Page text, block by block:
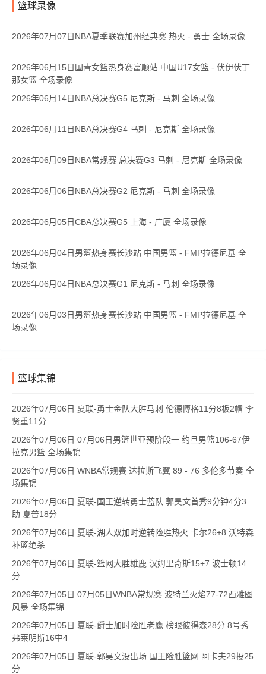
篮球录像
2026年07月07日NBA夏季联赛加州经典赛 热火 - 勇士 全场录像
2026年06月15日国青女篮热身赛富顺站 中国U17女篮 - 伏伊伏丁
那女篮 全场录像
2026年06月14日NBA总决赛G5 尼克斯 - 马刺 全场录像
2026年06月11日NBA总决赛G4 马刺 - 尼克斯 全场录像
2026年06月09日NBA常规赛 总决赛G3 马刺 - 尼克斯 全场录像
2026年06月06日NBA总决赛G2 尼克斯 - 马刺 全场录像
2026年06月05日CBA总决赛G5 上海 - 广厦 全场录像
2026年06月04日男篮热身赛长沙站 中国男篮 - FMP拉德尼基 全
场录像
2026年06月04日NBA总决赛G1 尼克斯 - 马刺 全场录像
2026年06月03日男篮热身赛长沙站 中国男篮 - FMP拉德尼基 全
场录像
篮球集锦
2026年07月06日 夏联-勇士金队大胜马刺 伦德博格11分8板2帽 李
贤重11分
2026年07月06日 07月06日男篮世亚预阶段一 约旦男篮106-67伊
拉克男篮 全场集锦
2026年07月06日 WNBA常规赛 达拉斯飞翼 89 - 76 多伦多节奏 全
场集锦
2026年07月06日 夏联-国王逆转勇士蓝队 郭昊文首秀9分钟4分3
助 夏普18分
2026年07月06日 夏联-湖人双加时逆转险胜热火 卡尔26+8 沃特森
补篮绝杀
2026年07月06日 夏联-篮网大胜雄鹿 汉姆里奇斯15+7 波士顿14
分
2026年07月05日 07月05日WNBA常规赛 波特兰火焰77-72西雅图
风暴 全场集锦
2026年07月05日 夏联-爵士加时险胜老鹰 榜眼彼得森28分 8号秀
弗莱明斯16中4
2026年07月05日 夏联-郭昊文没出场 国王险胜篮网 阿卡夫29投25
分